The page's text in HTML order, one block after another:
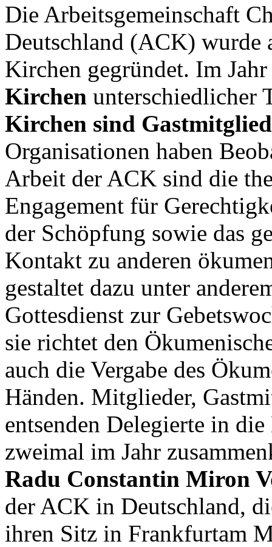
Die Arbeitsgemeinschaft
Deutschland (ACK)
Kirchen gegründet. Im
Kirchen unterschiedlicher
Kirchen sind
Organisationen haben
Arbeit der ACK sind die
Engagement für
der Schöpfung sowie das
Kontakt zu anderen
gestaltet dazu unter
Gottesdienst zur
sie richtet den
auch die Vergabe des
Händen. Mitglieder,
entsenden Delegierte in
zweimal im Jahr
Radu Constantin Miron
der ACK in Deutschland,
ihren Sitz in Frankfurtam